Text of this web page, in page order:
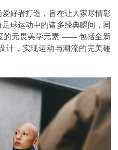
好者打造，旨在让大家尽情彰
球运动中的诸多经典瞬间，同
的无畏美学元素 —— 包括全新
计，实现运动与潮流的完美碰